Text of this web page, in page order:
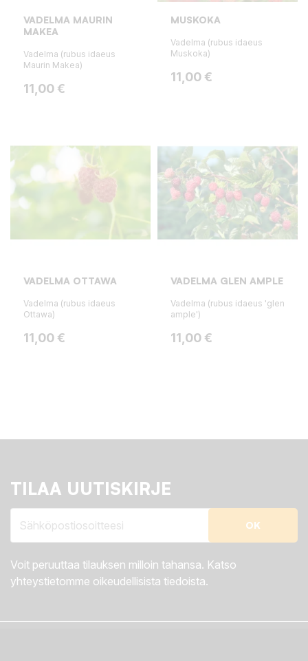
VADELMA MAURIN
MAKEA
Vadelma (rubus idaeus
Maurin Makea)
Hinta
11,00 €
MUSKOKA
Vadelma (rubus idaeus
Muskoka)
Hinta
11,00 €
VADELMA OTTAWA
Vadelma (rubus idaeus
Ottawa)
Hinta
11,00 €
VADELMA GLEN AMPLE
Vadelma (rubus idaeus 'glen
ample')
Hinta
11,00 €
TILAA UUTISKIRJE
Voit peruuttaa tilauksen milloin tahansa. Katso
yhteystietomme oikeudellisista tiedoista.